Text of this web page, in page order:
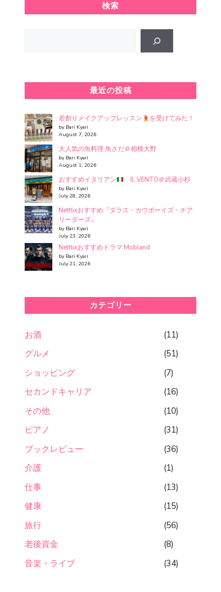
検索
最近の投稿
若創りメイクアップレッスン を受けてみた！
by Bari Kyari
August 7, 2026
大人気の魚料理 魚さだ＠相模大野
by Bari Kyari
August 1, 2026
おすすめイタリアン IL VENTO＠武蔵小杉
by Bari Kyari
July 28, 2026
Netflixおすすめ『ダラス・カウボーイズ・チア
リーダーズ』
by Bari Kyari
July 23, 2026
Netflixおすすめドラマ Mobland
by Bari Kyari
July 21, 2026
カテゴリー
お酒
(11)
グルメ
(51)
ショッピング
(7)
セカンドキャリア
(16)
その他
(10)
ピアノ
(31)
ブックレビュー
(36)
介護
(1)
仕事
(13)
健康
(15)
旅行
(56)
老後資金
(8)
音楽・ライブ
(34)